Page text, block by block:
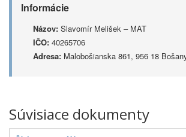
Informácie
Názov: Slavomír Melišek – MAT
IČO: 40265706
Adresa: Malobošianska 861, 956 18
Súvisiace dokumenty